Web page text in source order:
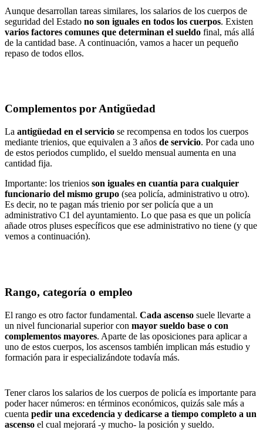
Aunque desarrollan tareas similares, los salarios de los cuerpos de
seguridad del Estado no son iguales en todos los cuerpos. Existen
varios factores comunes que determinan el sueldo final, más allá
de la cantidad base. A continuación, vamos a hacer un pequeño
repaso de todos ellos.
Complementos por Antigüedad
La antigüedad en el servicio se recompensa en todos los cuerpos
mediante trienios, que equivalen a 3 años de servicio. Por cada uno
de estos periodos cumplido, el sueldo mensual aumenta en una
cantidad fija.
Importante: los trienios son iguales en cuantía para cualquier
funcionario del mismo grupo (sea policía, administrativo u otro).
Es decir, no te pagan más trienio por ser policía que a un
administrativo C1 del ayuntamiento. Lo que pasa es que un policía
añade otros pluses específicos que ese administrativo no tiene (y que
vemos a continuación).
Rango, categoría o empleo
El rango es otro factor fundamental. Cada ascenso suele llevarte a
un nivel funcionarial superior con mayor sueldo base o con
complementos mayores. Aparte de las oposiciones para aplicar a
uno de estos cuerpos, los ascensos también implican más estudio y
formación para ir especializándote todavía más.
Tener claros los salarios de los cuerpos de policía es importante para
poder hacer números: en términos económicos, quizás sale más a
cuenta pedir una excedencia y dedicarse a tiempo completo a un
ascenso el cual mejorará -y mucho- la posición y sueldo.